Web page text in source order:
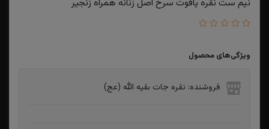
نیم ست نقره یاقوت سرخ اصل زنانه همراه زنجیر
ویژگی‌های محصول
فروشنده: نقره جات بقیه الله (عج)